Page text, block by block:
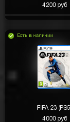
4200 руб
Есть в наличии
FIFA 23
4000 руб